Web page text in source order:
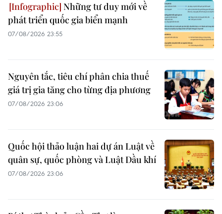
Những tư duy mới về
phát triển quốc gia biển mạnh
07/08/2026 23:55
Nguyên tắc, tiêu chí phân chia thuế
giá trị gia tăng cho từng địa phương
07/08/2026 23:06
Quốc hội thảo luận hai dự án Luật về
quân sự, quốc phòng và Luật Dầu khí
07/08/2026 23:06